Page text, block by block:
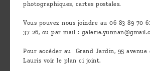
tea ?
Leave us
message
photographiques, cartes postales.
Vous pouvez nous joindre au 06 83 89 70
37 26, ou par mail :
Pour accéder au Grand Jardin, 95 avenue
Lauris voir le plan ci joint.